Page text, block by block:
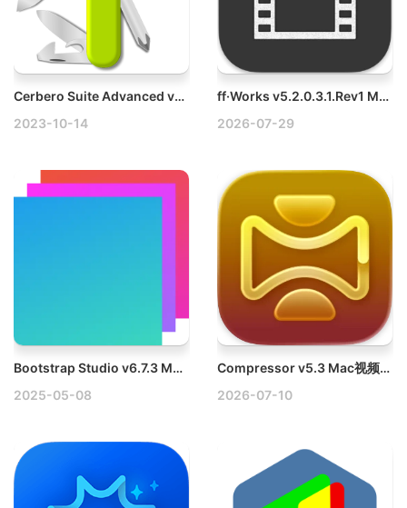
Cerbero Suite Advanced v6.31 Mac恶意软件分析工具
2023-10-14
ff·Works v5.2.0.3.1.Rev1 Mac多媒体编辑软件
2026-07-29
Bootstrap Studio v6.7.3 Mac响应式网页设计工具
2025-05-08
Compressor v5.3 Mac视频后期制作工具破解版
2026-07-10